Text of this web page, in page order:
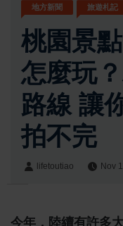
地方新聞 旅遊札記
桃園景
怎麼玩
路線 讓
拍不完
lifetoutiao Nov
今年，陸續有許多